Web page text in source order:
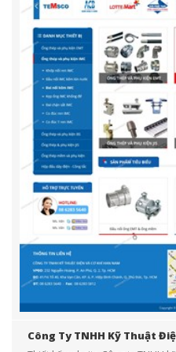
Công Ty TNHH Kỹ Thuật